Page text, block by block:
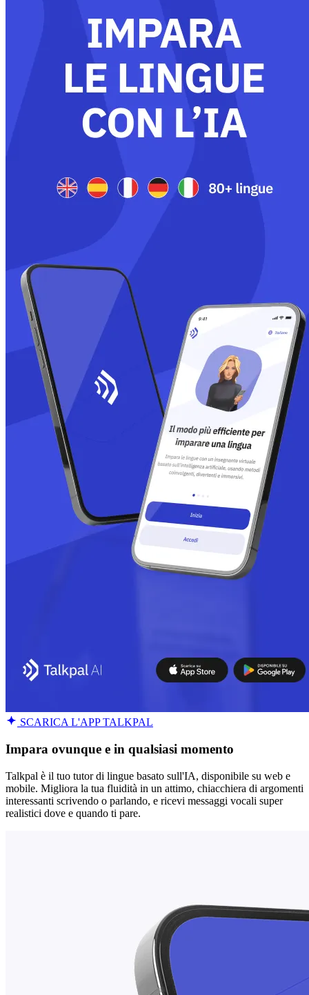
SCARICA L'APP TALKPAL
Impara ovunque e in qualsiasi momento
Talkpal è il tuo tutor di lingue basato sull'IA, disponibile su web e
mobile. Migliora la tua fluidità in un attimo, chiacchiera di argomenti
interessanti scrivendo o parlando, e ricevi messaggi vocali super
realistici dove e quando ti pare.